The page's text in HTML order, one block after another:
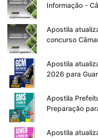
Informação -
Apostila
concurso
Apostila
2026 para
Apostila
Preparação
Apostila